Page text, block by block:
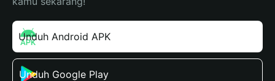
Unduh Android APK
Unduh Google Play